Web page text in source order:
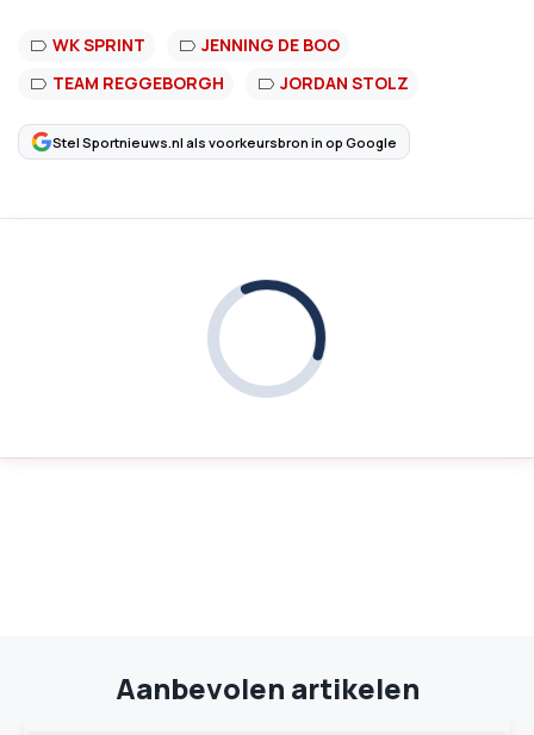
WK SPRINT
JENNING DE BOO
TEAM REGGEBORGH
JORDAN STOLZ
Stel Sportnieuws.nl als voorkeursbron in op Google
Aanbevolen artikelen